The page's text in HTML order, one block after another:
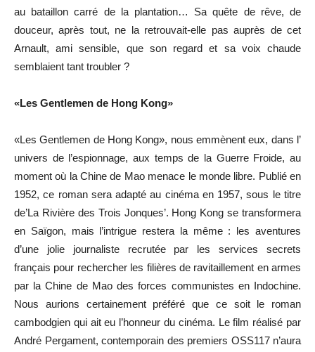
au bataillon carré de la plantation… Sa quête de rêve, de
douceur, après tout, ne la retrouvait-elle pas auprès de cet
Arnault, ami sensible, que son regard et sa voix chaude
semblaient tant troubler ?
«Les Gentlemen de Hong Kong»
«Les Gentlemen de Hong Kong», nous emmènent eux, dans l’
univers de l’espionnage, aux temps de la Guerre Froide, au
moment où la Chine de Mao menace le monde libre. Publié en
1952, ce roman sera adapté au cinéma en 1957, sous le titre
de’La Rivière des Trois Jonques’. Hong Kong se transformera
en Saïgon, mais l’intrigue restera la même : les aventures
d’une jolie journaliste recrutée par les services secrets
français pour rechercher les filières de ravitaillement en armes
par la Chine de Mao des forces communistes en Indochine.
Nous aurions certainement préféré que ce soit le roman
cambodgien qui ait eu l’honneur du cinéma. Le film réalisé par
André Pergament, contemporain des premiers OSS117 n’aura